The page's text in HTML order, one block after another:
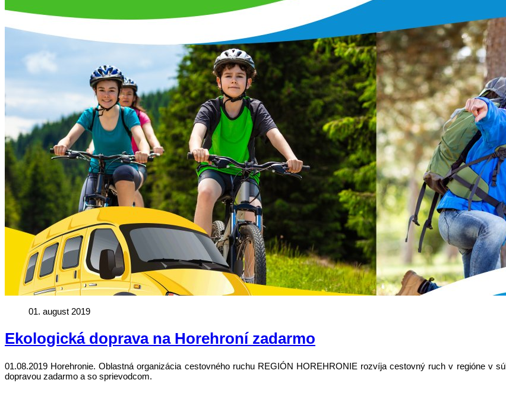
01. august 2019
Ekologická doprava na Horehroní zadarmo
01.08.2019 Horehronie. Oblastná organizácia cestovného ruchu REGIÓN HOREHRONIE rozvíja cestovný ruch v regióne v
dopravou zadarmo a so sprievodcom.